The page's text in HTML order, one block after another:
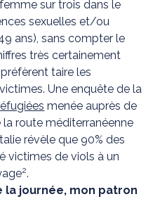
sur trois dans le
sexuelles et/ou
ans), sans compter le
très certainement
taire les
Une enquête de la
menée auprès de
route méditerranéenne
révèle que 90% des
victimes de viols à un
2.
la journée, mon patron